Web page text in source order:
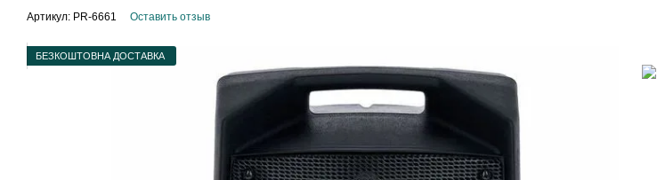
Артикул: PR-6661 Оставить отзыв
БЕЗКОШТОВНА ДОСТАВКА